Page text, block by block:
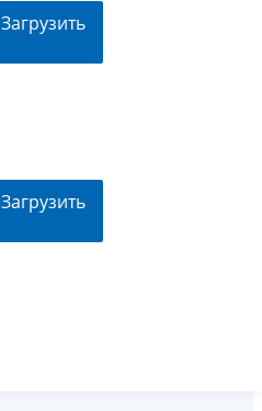
Загрузить
Загрузить